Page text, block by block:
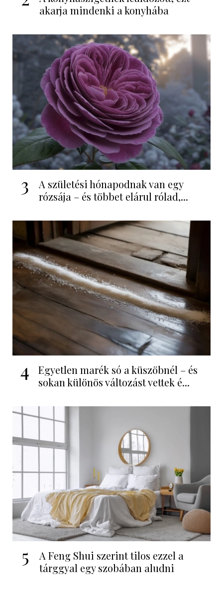
akarja mindenki a konyhába
3
A születési hónapodnak van egy
rózsája – és többet elárul rólad,...
4
Egyetlen marék só a küszöbnél – és
sokan különös változást vettek é...
5
A Feng Shui szerint tilos ezzel a
tárggyal egy szobában aludni